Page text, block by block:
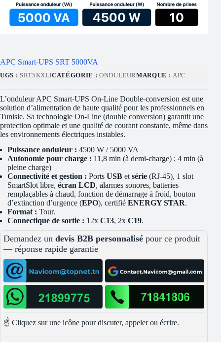
APC Smart-UPS SRT 5000VA
UGS : SRT5KXLICATÉGORIE : ONDULEURMARQUE : APC
L’onduleur APC Smart-UPS On-Line Double-conversion est une
solution d’alimentation de haute qualité pour les professionnels en
Tunisie. Sa technologie On-Line (double conversion) garantit une
protection optimale et une qualité de courant constante, même dans
les environnements électriques instables.
Puissance onduleur : 4500 W / 5000 VA
Autonomie pour charge : 11,8 min (à demi-charge) ; 4 min (à
pleine charge)
Connectivité et gestion : Ports USB et série (RJ-45), 1 slot
SmartSlot libre, écran LCD, alarmes sonores, batteries
remplaçables à chaud, fonction de démarrage à froid, bouton
d’extinction d’urgence (EPO), certifié ENERGY STAR.
Format : Tour.
Connectique de sortie : 12x C13, 2x C19.
Demandez un devis B2B personnalisé pour ce produit
— réponse rapide garantie
☝️ Cliquez sur une icône pour discuter, appeler ou écrire.